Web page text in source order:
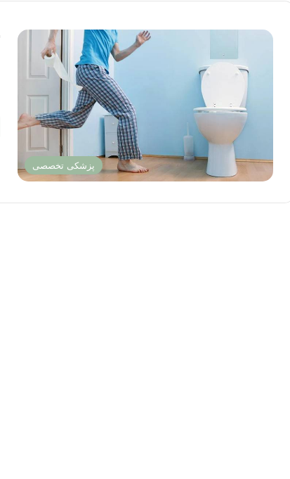
پزشکی تخصصی